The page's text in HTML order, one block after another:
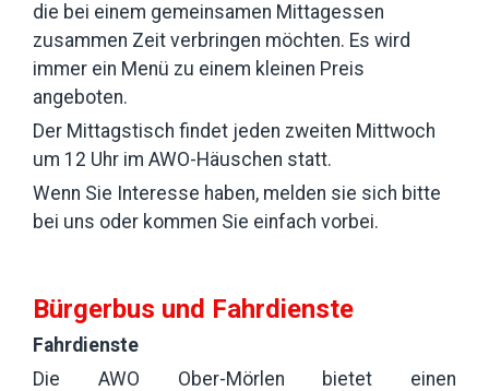
die bei einem gemeinsamen Mittagessen
zusammen Zeit verbringen möchten. Es wird
immer ein Menü zu einem kleinen Preis
angeboten.
Der Mittagstisch findet jeden zweiten Mittwoch
um 12 Uhr im AWO-Häuschen statt.
Wenn Sie Interesse haben, melden sie sich bitte
bei uns oder kommen Sie einfach vorbei.
Bürgerbus und Fahrdienste
Fahrdienste
Die AWO Ober-Mörlen bietet einen